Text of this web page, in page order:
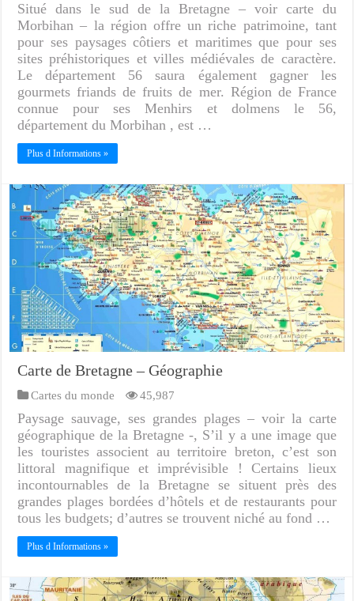
Situé dans le sud de la Bretagne – voir carte du
Morbihan – la région offre un riche patrimoine, tant
pour ses paysages côtiers et maritimes que pour ses
sites préhistoriques et villes médiévales de caractère.
Le département 56 saura également gagner les
gourmets friands de fruits de mer. Région de France
connue pour ses Menhirs et dolmens le 56,
département du Morbihan , est …
Plus d Informations »
Carte de Bretagne – Géographie
Cartes du monde 45,987
Paysage sauvage, ses grandes plages – voir la carte
géographique de la Bretagne -, S’il y a une image que
les touristes associent au territoire breton, c’est son
littoral magnifique et imprévisible ! Certains lieux
incontournables de la Bretagne se situent près des
grandes plages bordées d’hôtels et de restaurants pour
tous les budgets; d’autres se trouvent niché au fond …
Plus d Informations »